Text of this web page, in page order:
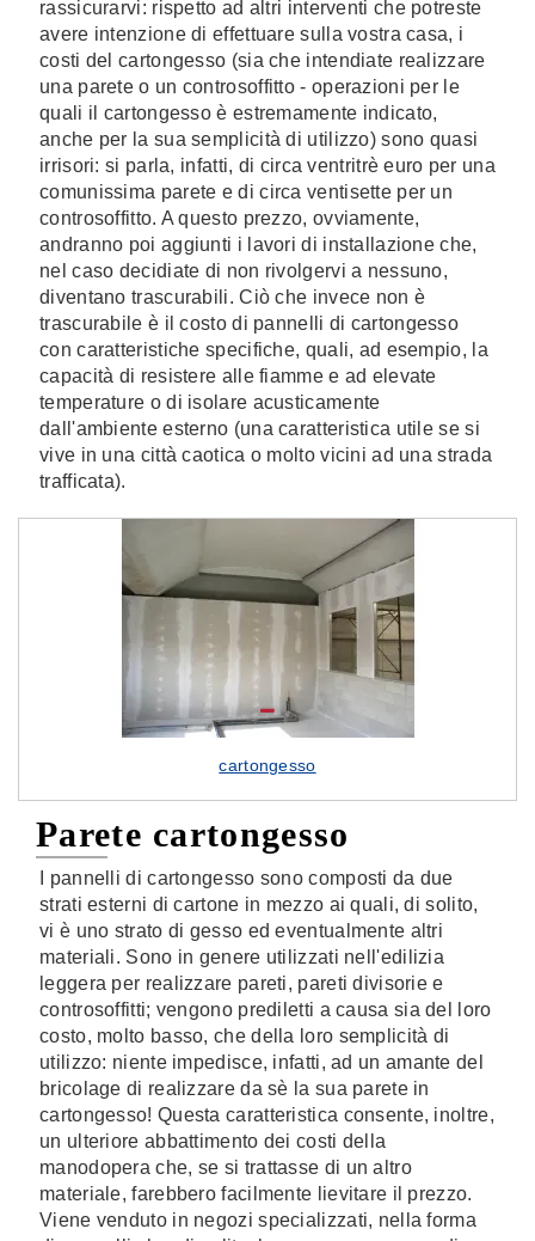
rassicurarvi: rispetto ad altri interventi che potreste
avere intenzione di effettuare sulla vostra casa, i
costi del cartongesso (sia che intendiate realizzare
una parete o un controsoffitto - operazioni per le
quali il cartongesso è estremamente indicato,
anche per la sua semplicità di utilizzo) sono quasi
irrisori: si parla, infatti, di circa ventritrè euro per una
comunissima parete e di circa ventisette per un
controsoffitto. A questo prezzo, ovviamente,
andranno poi aggiunti i lavori di installazione che,
nel caso decidiate di non rivolgervi a nessuno,
diventano trascurabili. Ciò che invece non è
trascurabile è il costo di pannelli di cartongesso
con caratteristiche specifiche, quali, ad esempio, la
capacità di resistere alle fiamme e ad elevate
temperature o di isolare acusticamente
dall'ambiente esterno (una caratteristica utile se si
vive in una città caotica o molto vicini ad una strada
trafficata).
cartongesso
Parete cartongesso
I pannelli di cartongesso sono composti da due
strati esterni di cartone in mezzo ai quali, di solito,
vi è uno strato di gesso ed eventualmente altri
materiali. Sono in genere utilizzati nell'edilizia
leggera per realizzare pareti, pareti divisorie e
controsoffitti; vengono prediletti a causa sia del loro
costo, molto basso, che della loro semplicità di
utilizzo: niente impedisce, infatti, ad un amante del
bricolage di realizzare da sè la sua parete in
cartongesso! Questa caratteristica consente, inoltre,
un ulteriore abbattimento dei costi della
manodopera che, se si trattasse di un altro
materiale, farebbero facilmente lievitare il prezzo.
Viene venduto in negozi specializzati, nella forma